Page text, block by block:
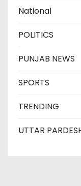
National
POLITICS
PUNJAB NEWS
SPORTS
TRENDING
UTTAR